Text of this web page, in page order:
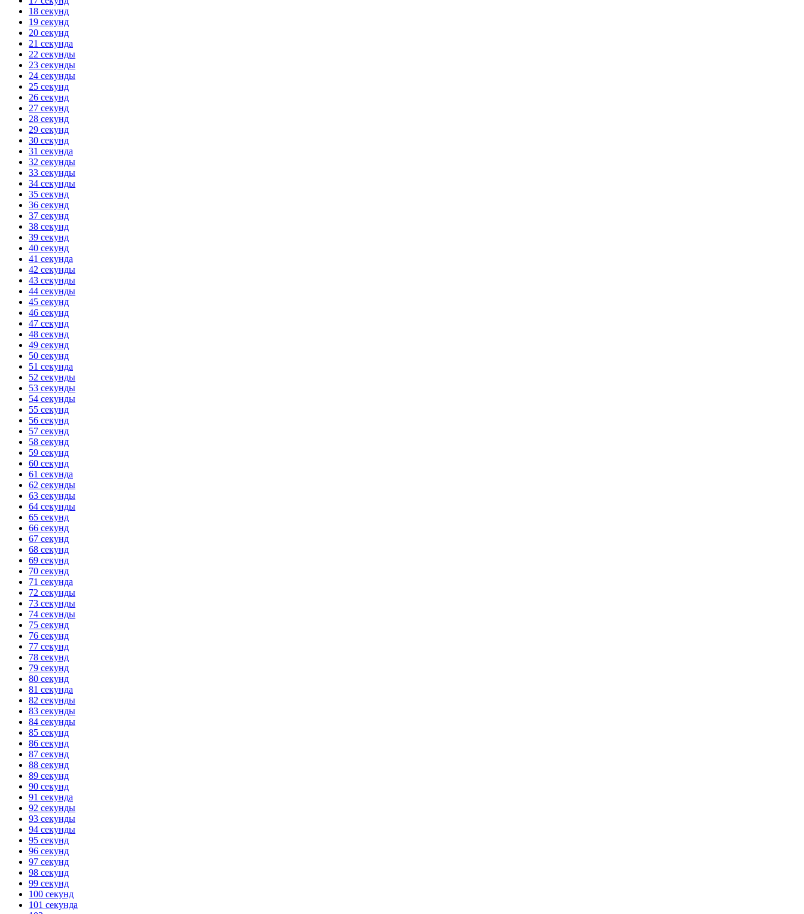
18 секунд
19 секунд
20 секунд
21 секунда
22 секунды
23 секунды
24 секунды
25 секунд
26 секунд
27 секунд
28 секунд
29 секунд
30 секунд
31 секунда
32 секунды
33 секунды
34 секунды
35 секунд
36 секунд
37 секунд
38 секунд
39 секунд
40 секунд
41 секунда
42 секунды
43 секунды
44 секунды
45 секунд
46 секунд
47 секунд
48 секунд
49 секунд
50 секунд
51 секунда
52 секунды
53 секунды
54 секунды
55 секунд
56 секунд
57 секунд
58 секунд
59 секунд
60 секунд
61 секунда
62 секунды
63 секунды
64 секунды
65 секунд
66 секунд
67 секунд
68 секунд
69 секунд
70 секунд
71 секунда
72 секунды
73 секунды
74 секунды
75 секунд
76 секунд
77 секунд
78 секунд
79 секунд
80 секунд
81 секунда
82 секунды
83 секунды
84 секунды
85 секунд
86 секунд
87 секунд
88 секунд
89 секунд
90 секунд
91 секунда
92 секунды
93 секунды
94 секунды
95 секунд
96 секунд
97 секунд
98 секунд
99 секунд
100 секунд
101 секунда